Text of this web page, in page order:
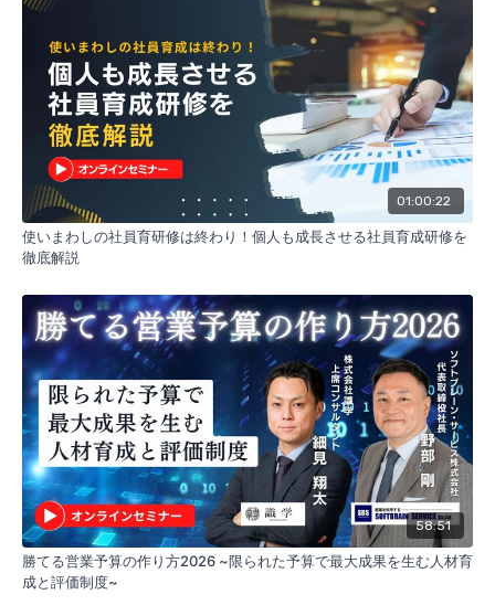
ネジメントはできていますでしょうか？
せっかく立てた戦略・計画も、目標を達成する最後まで部下が走
り抜けられるようにマネジメントができていなければ形骸化して
しまいます。
マネジメントすべき項目が6種類もあるのはご存じでしょうか。
仮にマネジメントの星取表が存在するのであれば、この6つの種
類すべてに合格の印がついているマネージャーは稀有な存在で
す。
本動画ではこの6種のマネジメントを解説いたします。さらにマ
ます。
マネジメント経験年数が長い方であっても自分のマネジメントを
振り返り、自分のマネジメントの得意・不得意分野を細分化して
ご確認いただくことでチームの予算達成に向け大きく前進するこ
とが可能になります。
もちろんマネジメント経験の浅いマネージャーにも内容のすべて
が参考にできる内容となっております。
ご関心のある方、是非ご視聴ください。
本動画をおすすめする方
集中的に狙うターゲット層を選定して営業戦略を立てたの
01:00:22
使いまわしの社員育研修は終わり！個人も成長させる社員育成研修を
徹底解説
58:51
勝てる営業予算の作り方2026 ~限られた予算で最大成果を生む人材育
成と評価制度~